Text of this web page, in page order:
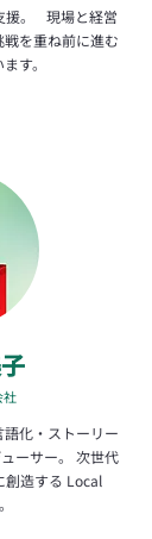
援。 現場と経営
を重ね前に進む
す。
社
化・ストーリー
ーサー。 次世代
創造する Local